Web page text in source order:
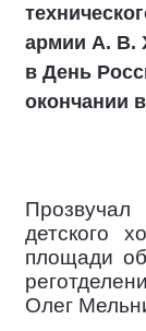
армии А. В.
в День
окончании
детского
площади
Олег